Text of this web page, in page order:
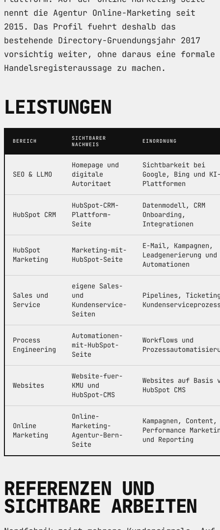
nennt die Agentur Online-Marketing seit
2015. Das Profil fuehrt deshalb das
bestehende Directory-Gruendungsjahr 2017
vorsichtig weiter, ohne daraus eine formale
Handelsregisteraussage zu machen.
LEISTUNGEN
BEREICH
SICHTBARER
NACHWEIS
EINORDNUNG
SEO & LLMO
Homepage und
digitale
Autoritaet
Sichtbarkeit bei
Google, Bing und
Plattformen
HubSpot CRM
HubSpot-CRM-
Plattform-
Seite
Datenmodell, CRM
Onboarding,
Integrationen
HubSpot
Marketing
Marketing-mit-
HubSpot-Seite
E-Mail, Kampagnen,
Leadgenerierung und
Automationen
Sales und
Service
eigene Sales-
und
Kundenservice-
Seiten
Pipelines,
Process
Engineering
Automationen-
mit-HubSpot-
Seite
Workflows und
Websites
Website-fuer-
KMU und
HubSpot-CMS
Websites auf Basis
HubSpot CMS
Online
Marketing
Online-
Marketing-
Agentur-Bern-
Seite
Kampagnen, Content,
Performance
und Reporting
REFERENZEN UND
SICHTBARE ARBEITEN